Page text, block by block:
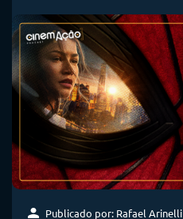
Publicado por: Rafael Arinelli